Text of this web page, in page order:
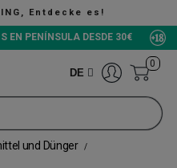
Entdecke es!
EN PENÍNSULA DESDE 30€
DE
0
und Dünger